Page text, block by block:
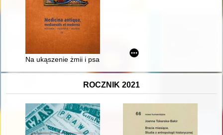
Na ukąszenie żmii i psa wściekłego" : receptury na
ROCZNIK 2021